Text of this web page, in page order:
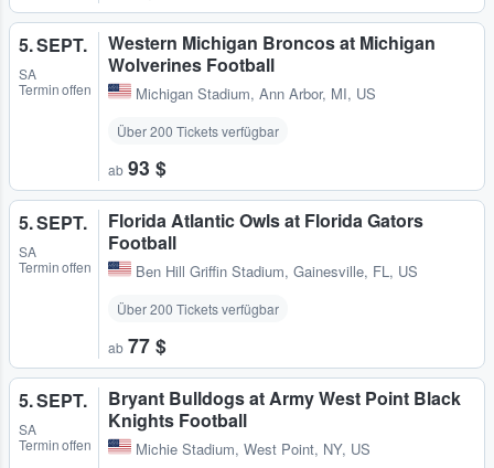
5. SEPT.
SA
Termin offen
Western Michigan Broncos at Michigan
Wolverines Football
Michigan Stadium, Ann Arbor, MI, US
Über 200 Tickets verfügbar
ab 93 $
5. SEPT.
SA
Termin offen
Florida Atlantic Owls at Florida Gators
Football
Ben Hill Griffin Stadium, Gainesville, FL, US
Über 200 Tickets verfügbar
ab 77 $
5. SEPT.
SA
Termin offen
Bryant Bulldogs at Army West Point Black
Knights Football
Michie Stadium, West Point, NY, US